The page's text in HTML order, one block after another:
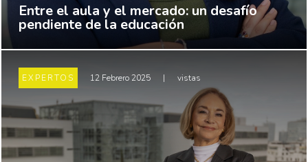
Entre el aula y el mercado: un desafío
pendiente de la educación
EXPERTOS 12 Febrero 2025 | vistas